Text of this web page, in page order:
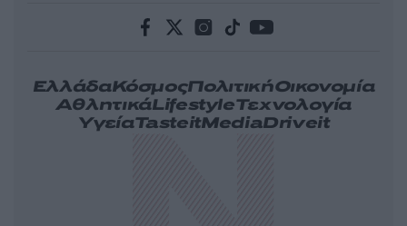
ΕλλάδαΚόσμοςΠολιτικήΟικονομία
ΑθλητικάLifestyleΤεχνολογία
ΥγείαTasteitMediaDriveit